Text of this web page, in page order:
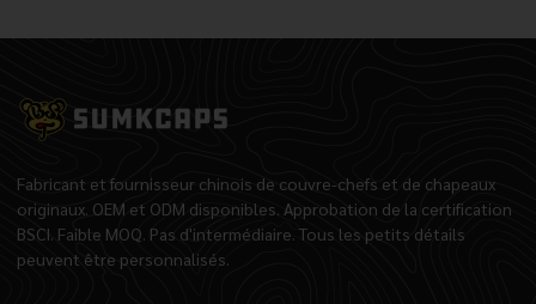
Fabricant et fournisseur chinois de couvre-chefs et de chapeaux
originaux. OEM et ODM disponibles. Approbation de la certification
BSCI. Faible MOQ. Pas d'intermédiaire. Tous les petits détails
peuvent être personnalisés.